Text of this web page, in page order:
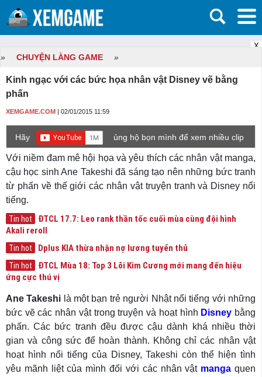
X
» CHUYỆN LÀNG GAME »
Kinh ngạc với các bức họa nhân vật Disney vẽ bằng
phấn
XEMGAME.COM | 02/01/2015 11:59
Hãy
ủng hộ bọn mình để xem nhiều clip
game mới hơn nhé!
Với niềm đam mê hội họa và yêu thích các nhân vật manga,
cậu học sinh Ane Takeshi đã sáng tạo nên những bức tranh
từ phấn về thế giới các nhân vật truyện tranh và Disney nổi
tiếng.
Tin hot
ĐTCL 17.7: Leo rank thần tốc cuối mùa cùng đội hình
Akali reroll
Tin hot Dplus KIA thừa nhận nợ lương tuyển thủ
Tin hot
ĐTCL Mùa 18: Top 3 Lõi Kim Cương mới mang đến hiệu
ứng cực thú vị
Ane Takeshi là một bạn trẻ người Nhật nổi tiếng với những
bức vẽ các nhân vật trong truyện và hoạt hình Disney bằng
phấn. Các bức tranh đều được cậu dành khá nhiều thời
gian và công sức để hoàn thành. Không chỉ các nhân vật
hoạt hình nổi tiếng của Disney, Takeshi còn thể hiện tình
yêu mãnh liệt của mình đối với các nhân vật mangaquen